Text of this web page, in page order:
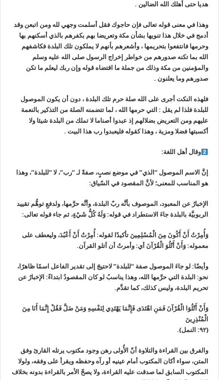
هديا حتى أهلك الله الضالين .
وهذا في معنى قوله تعالى فإن حاجوك فقل أسلمت وجهي لله ومن اتبعن وقد
أدمج في خلال هذا تنويها بشأن مكة وتعريضا بهم بكفرهم بالذي أسكنهم بها
وحرمها فانتفعوا بتحريمها ، وأشعرهم بأنهم لا يملكون تلك البلدة فكاشفهم
الله بما تكنه صدورهم من خواطر إخراج الرسول صلى الله عليه وسلم
والمؤمنين من مكة وذلك من جملة ما اقتضاه قوله وإن ربك ليعلم ما تكن
صدورهم وما يعلنون .
فلهذه النكت أجرى على الله صلة حرم تلك البلدة ، دون أن يكون الموصول
للبلدة فلذا لم يقل : التي حرمها الله ، لما تتضمنه الصلة من التذكير بالنعمة
عليهم ومن التعريض بضلالهم إذ عبدوا أصناما لا تملك من البلدة شيئا ولا
أكسبتها فضلا ومزية ، وهذا كقوله فليعبدوا رب هذا البيت .
وقال أهل اللغة:
إنَّ الاسم الموصول “الذي” في موضع نصبٍ، صفةً لـ “رب”، لا “للبلدة”، وهذا
هو المناسب للمعنى؛ لأنَّ المقصود في السّياق:
الإخبارُ عن المعبود، الموصوف بأنَّه ربّ البلدة، وأنَّه حرَّمها، ولدفعِ توهُّم تقييد
الربوبيَّة بالبلدة جاءَ الاستطراد في قوله: وَلَهُ كُلُّ شَيْءٍ، ثم جاء قوله تعالى:
وَأُمِرْتُ أَنْ أَكُونَ مِنَ الْمُسْلِمِينَ تأكيدًا لقوله: أُمِرْتُ أَنْ أَعْبُدَ، وليعطف على
معموله: وَأَنْ أَتْلُوَ الْقُرْآنَ أي: وأمرتُ أن أتلو القرآن.
وأيضًا: لو جاءَ الموصول صفة “للبلدة” لاحتيجَ إلى تقدير الفاعل اسمًا ظاهرًا،
نحو: البلدة التي حرَّمها الله، وهذا يناسبُ لو كان المقصودُ ابتداءً: الإخبارُ عن
تحريم البلدة، وليس كذلك، كما تقدَّم.
وَأَنْ أَتْلُوَا الْقُرْآنَ فَمَنِ اهْتَدَى فَإِنَّمَا يَهْتَدِي لِنَفْسِهِ وَمَنْ ضَلَّ فَقُلْ إِنَّمَا أَنَا مِنَ
الْمُنْذِرِينَ
(٩٢: النمل).
والفرق بين القراءة والتلاوة أنّ الأُولى رهن وجود مكتوب يرتله القارئ وفق
المتن، سواء أكان المكتوب أمام عينيه أو رآه وحفظه ويقرأ على وفقه، ولولا
المكتوب السابق لما صدقت عليه القراءة، ولا يصحّ الأمر بالقراءة بدونه بخلاف